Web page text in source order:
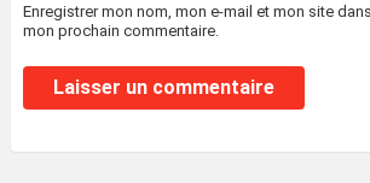
Enregistrer mon nom, mon e-mail et mon site
mon prochain commentaire.